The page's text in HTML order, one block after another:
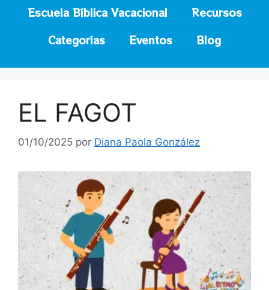
Escuela Bíblica Vacacional
Recursos
Categorías
Eventos Blog
EL FAGOT
01/10/2025 por Diana Paola González